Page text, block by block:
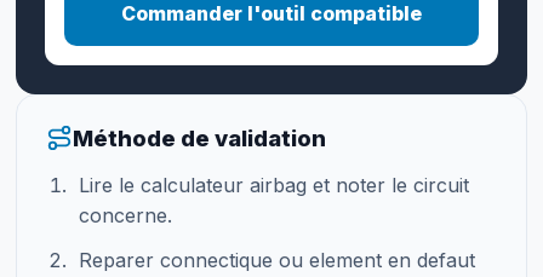
Commander l'outil compatible
Méthode de validation
Lire le calculateur airbag et noter le circuit
concerne.
Reparer connectique ou element en defaut